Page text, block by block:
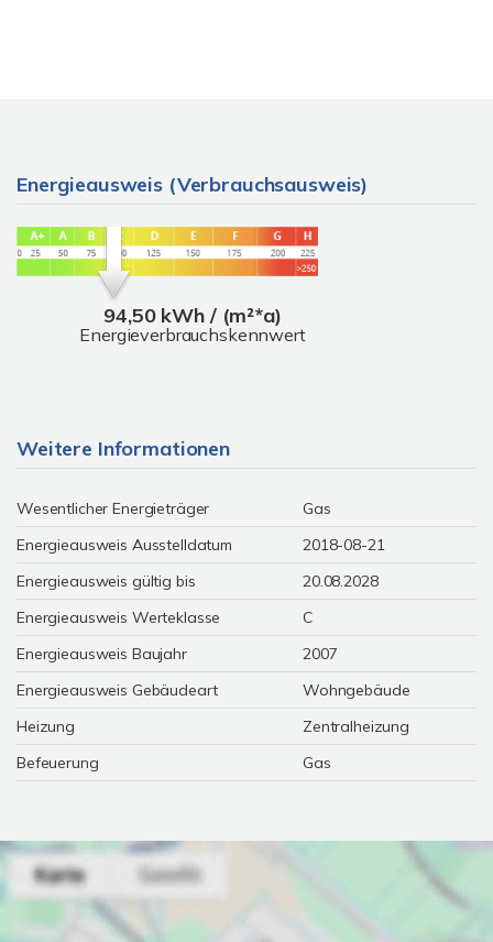
Energieausweis (Verbrauchsausweis)
94,50 kWh / (m²*a)
Energieverbrauchskennwert
Weitere Informationen
Wesentlicher Energieträger
Gas
Energieausweis Ausstelldatum
2018-08-21
Energieausweis gültig bis
20.08.2028
Energieausweis Werteklasse
C
Energieausweis Baujahr
2007
Energieausweis Gebäudeart
Wohngebäude
Heizung
Zentralheizung
Befeuerung
Gas